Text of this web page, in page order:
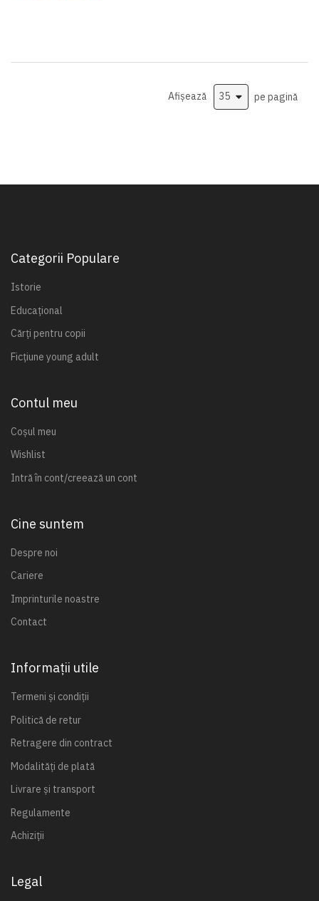
Afișează pe pagină
Categorii Populare
Istorie
Educațional
Cărți pentru copii
Ficțiune young adult
Contul meu
Coșul meu
Wishlist
Intră în cont/creează un cont
Cine suntem
Despre noi
Cariere
Imprinturile noastre
Contact
Informații utile
Termeni și condiții
Politică de retur
Retragere din contract
Modalități de plată
Livrare și transport
Regulamente
Achiziții
Legal